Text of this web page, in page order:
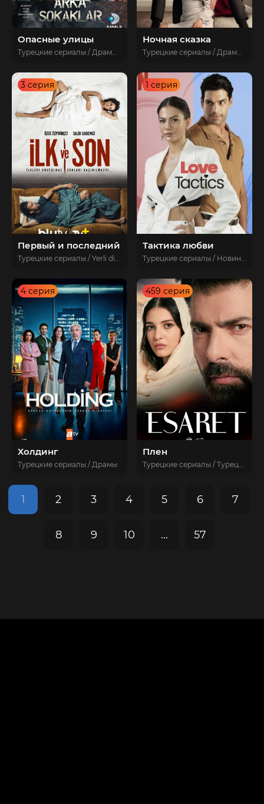
Опасные улицы Ночная сказка
3 серия
Первый и последний
1 серия
Тактика любви
4 серия
Холдинг
Турецкие сериалы / Драмы
459 серия
Плен
Турецкие сериалы / Турецкие сериалы 2022
1 2 3 4 5 6 7
8 9 10 ... 57